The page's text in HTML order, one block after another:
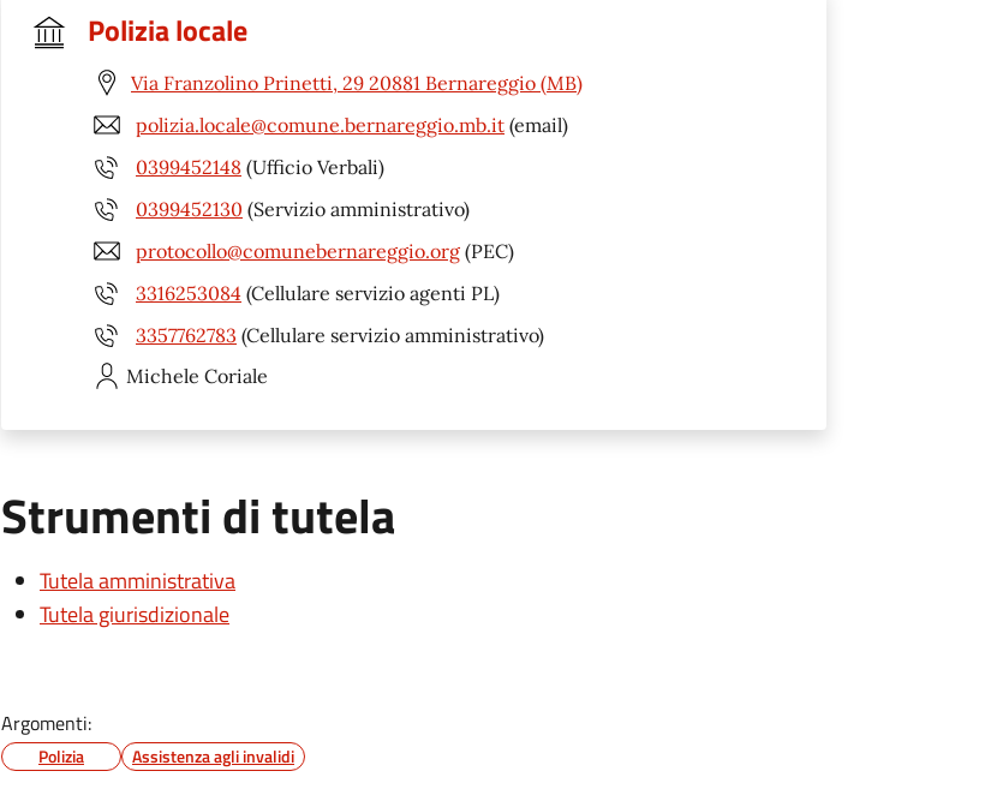
Polizia locale
Via Franzolino Prinetti, 29 20881 Bernareggio (MB)
polizia.locale@comune.bernareggio.mb.it (email)
0399452148 (Ufficio Verbali)
0399452130 (Servizio amministrativo)
protocollo@comunebernareggio.org (PEC)
3316253084 (Cellulare servizio agenti PL)
3357762783 (Cellulare servizio amministrativo)
Michele Coriale
Strumenti di tutela
Tutela amministrativa
Tutela giurisdizionale
Argomenti:
Polizia Assistenza agli invalidi